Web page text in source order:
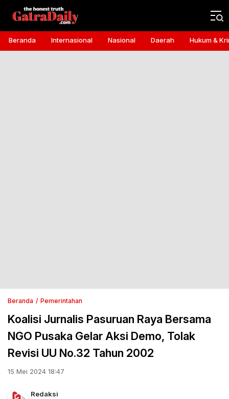
Gatra Daily
the honest truth
Beranda Internasional Nasional Daerah Hukum &
Beranda Pemerintahan
Koalisi Jurnalis Pasuruan Raya Bersama
NGO Pusaka Gelar Aksi Demo, Tolak
Revisi UU No.32 Tahun 2002
15 Mei 2024 18:47
Redaksi